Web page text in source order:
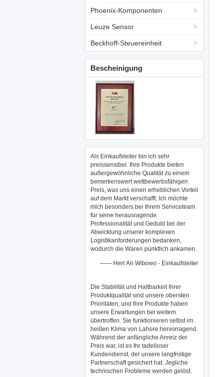
Phoenix-Komponenten
Leuze Sensor
Beckhoff-Steuereinheit
Bescheinigung
Als Einkaufsleiter bin ich sehr
preissensibel. Ihre Produkte bieten
außergewöhnliche Qualität zu einem
bemerkenswert wettbewerbsfähigen
Preis, was uns einen erheblichen Vorteil
auf dem Markt verschafft. Ich möchte
mich besonders bei Ihrem Serviceteam
für seine herausragende
Professionalität und Geduld bei der
Abwicklung unserer komplexen
Logistikanforderungen bedanken,
wodurch die Waren pünktlich ankamen.
—— Herr Ari Wibowo - Einkaufsleiter
Die Stabilität und Haltbarkeit Ihrer
Produktqualität sind unsere obersten
Prioritäten, und Ihre Produkte haben
unsere Erwartungen bei weitem
übertroffen. Sie funktionieren selbst im
heißen Klima von Lahore hervorragend.
Während der anfängliche Anreiz der
Preis war, ist es Ihr tadelloser
Kundendienst, der unsere langfristige
Partnerschaft gesichert hat. Jegliche
technischen Probleme werden gelöst.